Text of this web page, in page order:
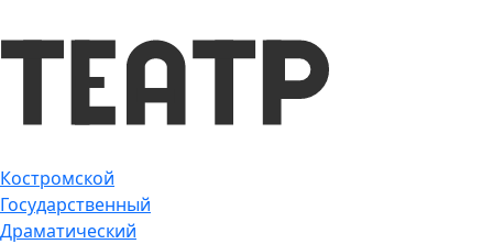
Костромской
Государственный
Драматический